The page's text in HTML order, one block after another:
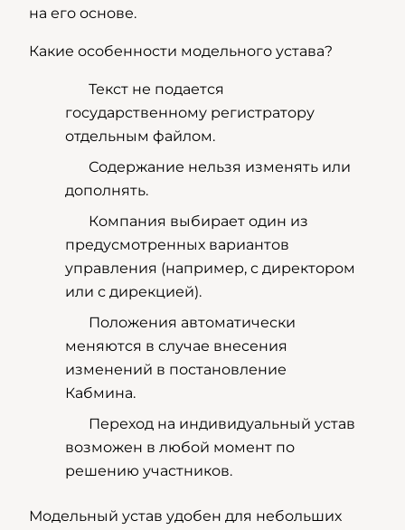
на его основе.
Какие особенности модельного устава?
Текст не подается
государственному регистратору
отдельным файлом.
Содержание нельзя изменять или
дополнять.
Компания выбирает один из
предусмотренных вариантов
управления (например, с директором
или с дирекцией).
Положения автоматически
меняются в случае внесения
изменений в постановление
Кабмина.
Переход на индивидуальный устав
возможен в любой момент по
решению участников.
Модельный устав удобен для небольших